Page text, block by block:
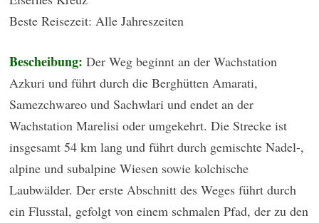
Beste Reisezeit: Alle Jahreszeiten
Bescheibung: Der Weg beginnt an der Wachstation
Azkuri und führt durch die Berghütten Amarati,
Samezchwareo und Sachwlari und endet an der
Wachstation Marelisi oder umgekehrt. Die Strecke ist
insgesamt 54 km lang und führt durch gemischte Nadel-,
alpine und subalpine Wiesen sowie kolchische
Laubwälder. Der erste Abschnitt des Weges führt durch
ein Flusstal, gefolgt von einem schmalen Pfad, der zu den